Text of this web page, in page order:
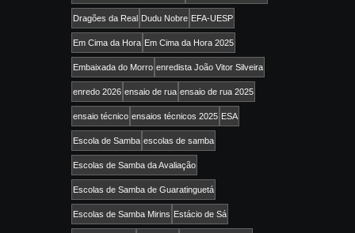
Dragões da Real Dudu Nobre EFA-UESP
Em Cima da Hora Em Cima da Hora 2025
Embaixada do Morro enredista João Vitor Silveira
enredo 2026 ensaio de rua ensaio de rua 2025
ensaio técnico ensaios técnicos 2025 ESA
Escola de Samba escolas de samba
Escolas de Samba da Avaliação
Escolas de Samba de Guaratinguetá
Escolas de Samba Mirins Estácio de Sá